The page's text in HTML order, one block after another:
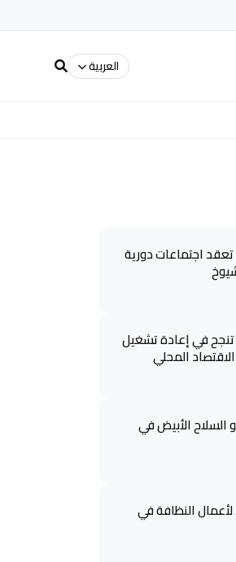
العربية
اجتماعات دورية
تنجح في إعادة تشغيل
المحلي
الأبيض في
النظافة في